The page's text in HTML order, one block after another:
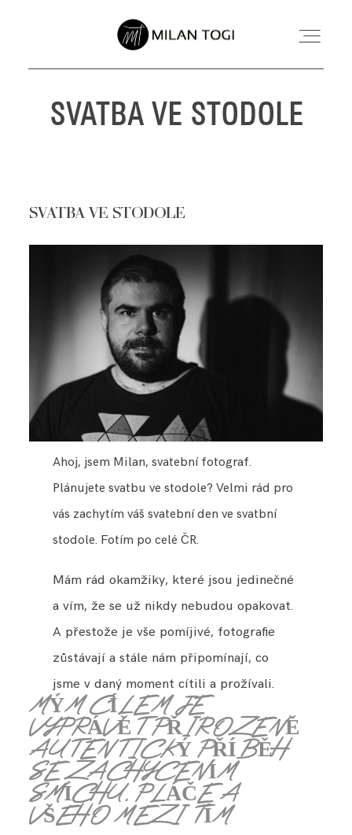
SVATEBNÍ FOCENÍ
INFORMACE
O MNĚ
KONTAKT
SVATBA VE STODOLE
SVATBA VE STODOLE
Ahoj, jsem Milan, svatební fotograf.
Plánujete svatbu ve stodole? Velmi rád pro
vás zachytím váš svatební den ve svatbní
stodole. Fotím po celé ČR.
Mám rád okamžiky, které jsou jedinečné
a vím, že se už nikdy nebudou opakovat.
A přestože je vše pomíjivé, fotografie
zůstávají a stále nám připomínají, co
jsme v daný moment cítili a prožívali.
MÝM CÍLEM JE
VYPRÁVĚT PŘIROZENĚ
AUTENTICKÝ PŘÍBĚH
SE ZACHYCENÍM
SMÍCHU, PLÁČE A
VŠEHO MEZI TÍM